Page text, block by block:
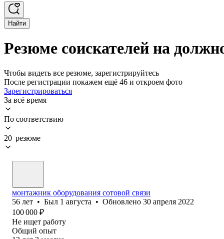
Найти
Резюме соискателей на
Чтобы видеть все резюме, зарегистрируйтесь
После регистрации покажем ещё 46 и откроем фото
Зарегистрироваться
За всё время
По соответствию
20 резюме
монтажник оборудования сотовой связи
56 лет • Был 1 августа • Обновлено 30 апреля 2022
100 000 ₽
Не ищет работу
Общий опыт